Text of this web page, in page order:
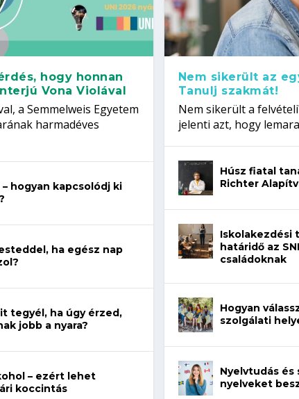
hogy honnan
Vona Violával
a Semmelweis Egyetem
harmadéves
hogyan kapcsolódj ki
ha egész nap
tegyél, ha úgy érzed,
jobb a nyara?
– ezért lehet
koccintás
Nem sikerült az
Tanulj szakmát!
Nem sikerült a
jelenti azt, hogy
Húsz fiatal
Richter
Iskolakezdési
határidő az
családoknak
Hogyan
szolgálati
Nyelvtudás és
nyelveket